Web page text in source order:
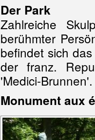
Der Park
Zahlreiche
berühmter
befindet sich
der franz.
'Medici-Brunnen'.
Monument aux